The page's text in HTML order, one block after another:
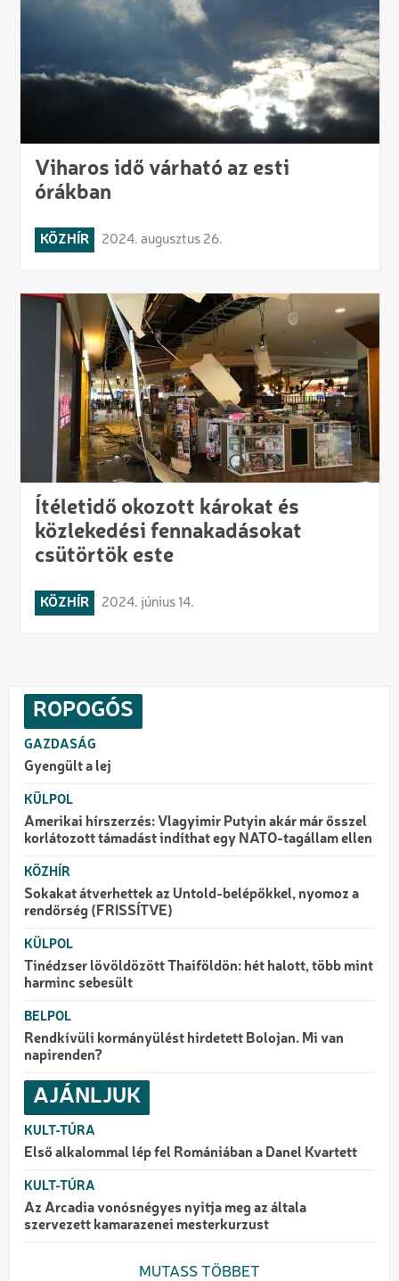
Viharos idő várható az esti
órákban
KÖZHÍR 2024. augusztus 26.
Ítéletidő okozott károkat és
közlekedési fennakadásokat
csütörtök este
KÖZHÍR 2024. június 14.
ROPOGÓS
GAZDASÁG
Gyengült a lej
KÜLPOL
Amerikai hírszerzés: Vlagyimir Putyin akár már ősszel
korlátozott támadást indíthat egy NATO-tagállam ellen
KÖZHÍR
Sokakat átverhettek az Untold-belépőkkel, nyomoz a
rendőrség (FRISSÍTVE)
KÜLPOL
Tinédzser lövöldözött Thaiföldön: hét halott, több mint
harminc sebesült
BELPOL
Rendkívüli kormányülést hirdetett Bolojan. Mi van
napirenden?
AJÁNLJUK
KULT-TÚRA
Első alkalommal lép fel Romániában a Danel Kvartett
KULT-TÚRA
Az Arcadia vonósnégyes nyitja meg az általa
szervezett kamarazenei mesterkurzust
MUTASS TÖBBET